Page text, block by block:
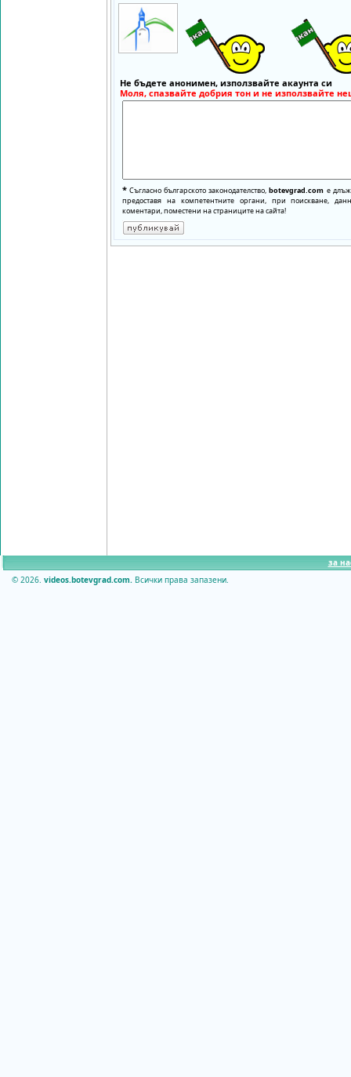
Не бъдете анонимен, използвайте акаунта си
Моля, спазвайте добрия тон и не използвайте
* Съгласно българското законодателство,botevgrad.com е
предоставя на компетентните органи, при поискване,
коментари, поместени на страниците на сайта!
за
© 2026. videos.botevgrad.com. Всички права запазени.